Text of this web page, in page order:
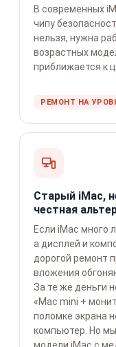
В современных
чипу
нельзя, нужна
возрастных
приближается к
РЕМОНТ НА
Старый iMac,
честная
Если iMac много
а дисплей и
дорогой ремонт
вложения
За те же деньги
«Mac mini +
поломке экрана
компьютер. Но
модели iMac с